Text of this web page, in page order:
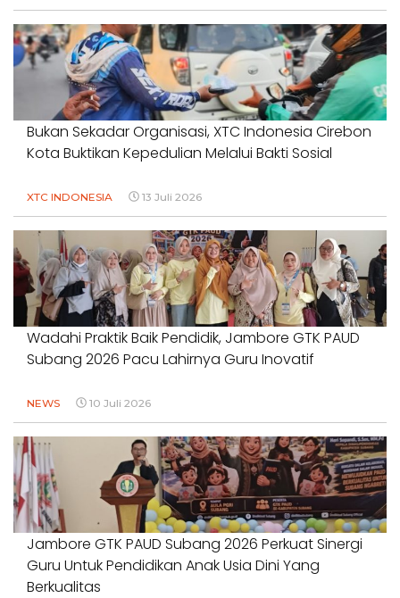
Bukan Sekadar Organisasi, XTC Indonesia Cirebon
Kota Buktikan Kepedulian Melalui Bakti Sosial
XTC INDONESIA 13 Juli 2026
Wadahi Praktik Baik Pendidik, Jambore GTK PAUD
Subang 2026 Pacu Lahirnya Guru Inovatif
NEWS 10 Juli 2026
Jambore GTK PAUD Subang 2026 Perkuat Sinergi
Guru Untuk Pendidikan Anak Usia Dini Yang
Berkualitas